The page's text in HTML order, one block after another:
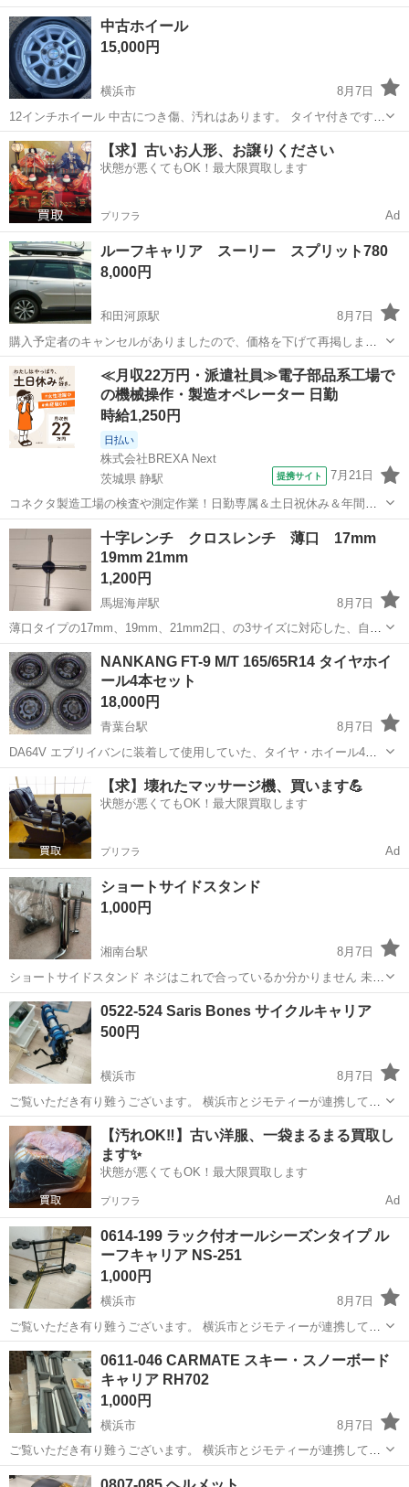
ナーとコンディショナー共半分くらい残） シェアラスターのワックス
inカーシャンプー（9割残） 自動車油膜取りのキイロビンゴールド（8
割残） ホンダアクセスのグ...
神奈川 横須賀市 馬堀海岸駅
中古ホイール
15,000円
横浜市
8月7日
12インチホイール 中古につき傷、汚れはあります。 タイヤ付きですが
交換してご使用ください。 諸条件相談してください。
神奈川 横浜市 タイヤ、ホイール
【求】古いお人形、お譲りください
状態が悪くてもOK！最大限買取します
プリフラ Ad
ルーフキャリア スーリー スプリット780
8,000円
和田河原駅
8月7日
購入予定者のキャンセルがありましたので、価格を下げて再掲しま
す。 エクシーガ クロスオーバー7に付けていました。 普段は暗所に
て保管。 使用頻度は10年程度、一年当たり数回。 頻度は少ないです
が、年数経過しているため、ウイ...
神奈川 足柄上郡 和田河原駅 キャリア、ラック スーリー
≪月収22万円・派遣社員≫電子部品系工場で
の機械操作・製造オペレーター 日勤
時給1,250円
日払い
株式会社BREXA Next
茨城県 静駅
提携サイト 7月21日
コネクタ製造工場の検査や測定作業！日勤専属＆土日祝休み＆年間休
日128日★クリーンルーム内作業★マイカー通勤OK＆無料駐車場あり
★就業先食堂利用可！日払い制度あり！《茨城県常陸大宮市》 人気の
工場のお仕事 ◇コネクタ製造工...
茨城 常陸大宮市
十字レンチ クロスレンチ 薄口 17mm
19mm 21mm
1,200円
馬堀海岸駅
8月7日
薄口タイプの17mm、19mm、21mm2口、の3サイズに対応した、自動
車のホイールナット脱着に最適な十字レンチです。 薄口タイプなので
純正のレンチでは入らないホイールにも使用できます。 - タイプ: 十字
レンチ - 対応...
神奈川 横須賀市
NANKANG FT-9 M/T 165/65R14 タイヤホイ
ール4本セット
18,000円
青葉台駅
8月7日
DA64V エブリイバンに装着して使用していた、タイヤ・ホイール4本
セットです タイヤ：NANKANG FT-9 M/T サイズ：165/65R14 79S 製
造年：2020年35週（DOT 3520） ホイール：14インチ...
神奈川 横浜市 青葉台駅 タイヤ、ホイール
【求】壊れたマッサージ機、買います💪
状態が悪くてもOK！最大限買取します
プリフラ Ad
ショートサイドスタンド
1,000円
湘南台駅
8月7日
ショートサイドスタンド ネジはこれで合っているか分かりません 未使
用品です
神奈川 藤沢市
0522-524 Saris Bones サイクルキャリア
500円
横浜市
8月7日
ご覧いただき有り難うございます。 横浜市とジモティーが連携して運
営しています。 粗⼤ごみ等の減量を⽬的にまだ使えるものをリユース
しています。 ★★★★★ ご自宅にある不要品を是非ジモティースポッ
トへお持ち込み...
神奈川 横浜市 キャリア、ラック リユース
【汚れOK‼️】古い洋服、一袋まるまる買取し
ます✨
状態が悪くてもOK！最大限買取します
プリフラ Ad
0614-199 ラック付オールシーズンタイプ ル
ーフキャリア NS-251
1,000円
横浜市
8月7日
ご覧いただき有り難うございます。 横浜市とジモティーが連携して運
営しています。 粗⼤ごみ等の減量を⽬的にまだ使えるものをリユース
しています。 ★★★★★ ご自宅にある不要品を是非ジモティースポッ
トへお持ち込み...
神奈川 横浜市 リユース
0611-046 CARMATE スキー・スノーボード
キャリア RH702
1,000円
横浜市
8月7日
ご覧いただき有り難うございます。 横浜市とジモティーが連携して運
営しています。 粗⼤ごみ等の減量を⽬的にまだ使えるものをリユース
神奈川 横浜市